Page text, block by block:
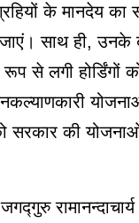
के मानदेय का
साथ ही, उनके
से लगी होर्डिंगों
सरकार की